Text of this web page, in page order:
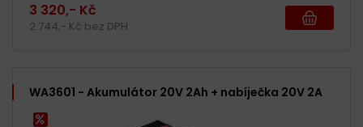
3 320,- Kč
2 744,- Kč bez DPH
WA3601 - Akumulátor 20V 2Ah + nabíječka 20V 2A